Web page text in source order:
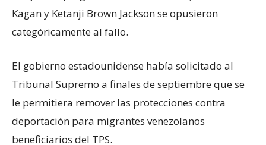
Kagan y Ketanji Brown Jackson se opusieron
categóricamente al fallo.
El gobierno estadounidense había solicitado al
Tribunal Supremo a finales de septiembre que se
le permitiera remover las protecciones contra
deportación para migrantes venezolanos
beneficiarios del TPS.